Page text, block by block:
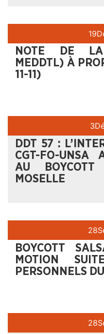
19
NOTE DE
MEDDTL) À
11-11)
3
DDT 57 :
CGT-FO-UNSA
AU
MOSELLE
28
BOYCOTT
MOTION
PERSONNELS
28